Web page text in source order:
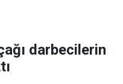
darbecilerin